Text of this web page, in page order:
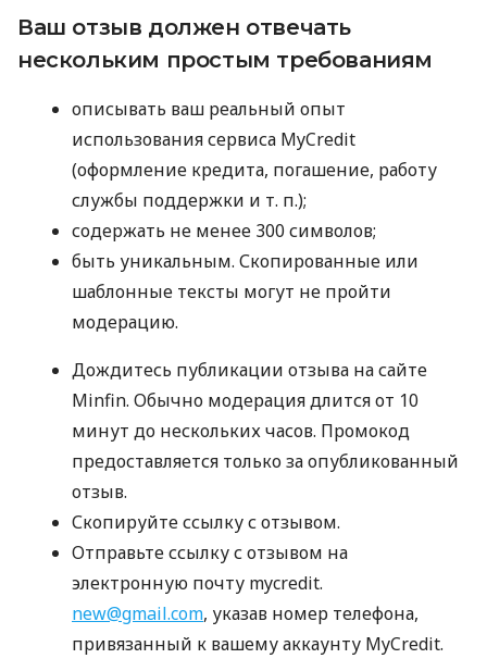
Ваш отзыв должен отвечать
нескольким простым требованиям
описывать ваш реальный опыт
использования сервиса MyCredit
(оформление кредита, погашение, работу
службы поддержки и т. п.);
содержать не менее 300 символов;
быть уникальным. Скопированные или
шаблонные тексты могут не пройти
модерацию.
Дождитесь публикации отзыва на сайте
Minfin. Обычно модерация длится от 10
минут до нескольких часов. Промокод
предоставляется только за опубликованный
отзыв.
Скопируйте ссылку с отзывом.
Отправьте ссылку с отзывом на
электронную почту mycredit.
new@gmail.com, указав номер телефона,
привязанный к вашему аккаунту MyCredit.